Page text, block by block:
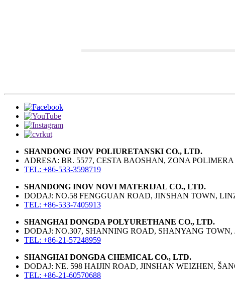
SHANDONG INOV POLIURETANSKI CO., LTD.
ADRESA: BR. 5577, CESTA BAOSHAN, ZONA
TEL: +86-533-3598719
SHANDONG INOV NOVI MATERIJAL CO., LTD.
DODAJ: NO.58 FENGGUAN ROAD, JINSHAN TOWN,
TEL: +86-533-7405913
SHANGHAI DONGDA POLYURETHANE CO., LTD.
DODAJ: NO.307, SHANNING ROAD, SHANYANG
TEL: +86-21-57248959
SHANGHAI DONGDA CHEMICAL CO., LTD.
DODAJ: NE. 598 HAIJIN ROAD, JINSHAN WEIZHEN,
TEL: +86-21-60570688